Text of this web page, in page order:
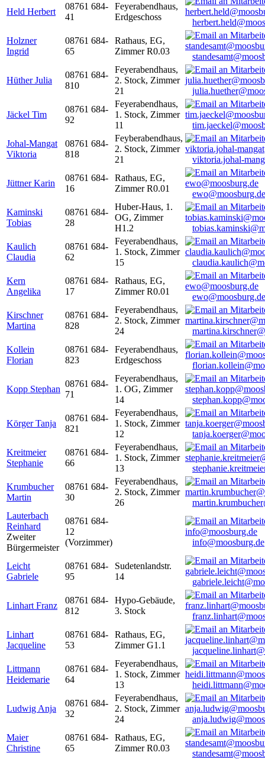
Held Herbert
08761 684-
41
Feyerabendhaus,
Erdgeschoss
Holzner
Ingrid
08761 684-
65
Rathaus, EG,
Zimmer R0.03
Hüther Julia
08761 684-
810
Feyerabendhaus,
2. Stock, Zimmer
21
Jäckel Tim
08761 684-
92
Feyerabendhaus,
1. Stock, Zimmer
11
Johal-Mangat
Viktoria
08761 684-
818
Feyberabendhaus,
2. Stock, Zimmer
21
viktoria.johal-
Jüttner Karin
08761 684-
16
Rathaus, EG,
Zimmer R0.01
ewo@moosburg.de
Kaminski
Tobias
08761 684-
28
Huber-Haus, 1.
OG, Zimmer
H1.2
Kaulich
Claudia
08761 684-
62
Feyerabendhaus,
1. Stock, Zimmer
15
Kern
Angelika
08761 684-
17
Rathaus, EG,
Zimmer R0.01
ewo@moosburg.de
Kirschner
Martina
08761 684-
828
Feyerabendhaus,
2. Stock, Zimmer
24
Kollein
Florian
08761 684-
823
Feyerabendhaus,
Erdgeschoss
Kopp Stephan
08761 684-
71
Feyerabendhaus,
1. OG, Zimmer
14
Körger Tanja
08761 684-
821
Feyerabendhaus,
1. Stock, Zimmer
12
Kreitmeier
Stephanie
08761 684-
66
Feyerabendhaus,
1. Stock, Zimmer
13
Krumbucher
Martin
08761 684-
30
Feyerabendhaus,
2. Stock, Zimmer
26
Lauterbach
Reinhard
Zweiter
Bürgermeister
08761 684-
12
(Vorzimmer)
info@moosburg.de
Leicht
Gabriele
08761 684-
95
Sudetenlandstr.
14
Linhart Franz
08761 684-
812
Hypo-Gebäude,
3. Stock
Linhart
Jacqueline
08761 684-
53
Rathaus, EG,
Zimmer G1.1
Littmann
Heidemarie
08761 684-
64
Feyerabendhaus,
1. Stock, Zimmer
13
Ludwig Anja
08761 684-
32
Feyerabendhaus,
2. Stock, Zimmer
24
Maier
Christine
08761 684-
65
Rathaus, EG,
Zimmer R0.03